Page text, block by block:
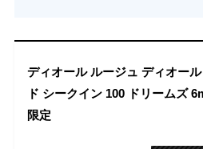
ディオール ルージュ ディオー
ド シークイン 100 ドリームズ
限定